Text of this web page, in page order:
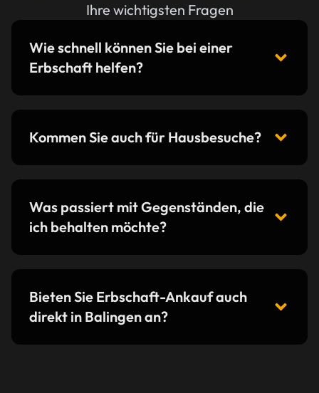
Ihre wichtigsten Fragen
Wie schnell können Sie bei einer
Erbschaft helfen?
Kommen Sie auch für Hausbesuche?
Was passiert mit Gegenständen, die
ich behalten möchte?
Bieten Sie Erbschaft-Ankauf auch
direkt in Balingen an?